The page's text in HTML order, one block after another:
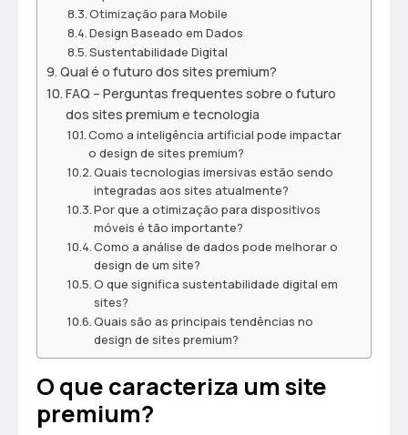
Otimização para Mobile
Design Baseado em Dados
Sustentabilidade Digital
Qual é o futuro dos sites premium?
FAQ – Perguntas frequentes sobre o futuro
dos sites premium e tecnologia
Como a inteligência artificial pode impactar
o design de sites premium?
Quais tecnologias imersivas estão sendo
integradas aos sites atualmente?
Por que a otimização para dispositivos
móveis é tão importante?
Como a análise de dados pode melhorar o
design de um site?
O que significa sustentabilidade digital em
sites?
Quais são as principais tendências no
design de sites premium?
O que caracteriza um site
premium?